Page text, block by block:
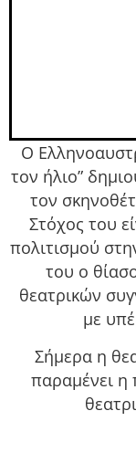
Ο
τον ήλιο”
τον
Στόχος του
πολιτισμού
του ο
θεατρικών
με
Σήμερα η
παραμένει η